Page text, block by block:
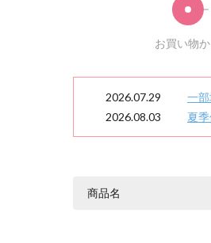
お買い物
2026.07.29
一
2026.08.03
夏
商品名